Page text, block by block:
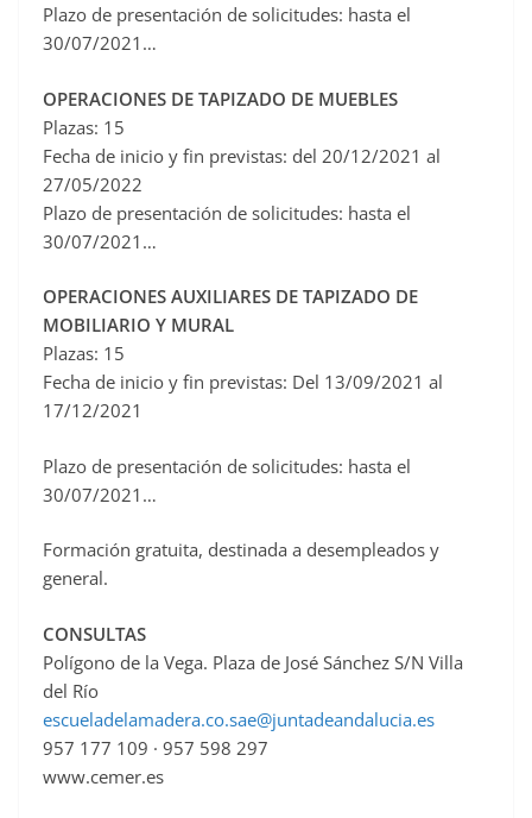
Plazo de presentación de solicitudes: hasta el
30/07/2021…
OPERACIONES DE TAPIZADO DE MUEBLES
Plazas: 15
Fecha de inicio y fin previstas: del 20/12/2021 al
27/05/2022
Plazo de presentación de solicitudes: hasta el
30/07/2021…
OPERACIONES AUXILIARES DE TAPIZADO DE
MOBILIARIO Y MURAL
Plazas: 15
Fecha de inicio y fin previstas: Del 13/09/2021 al
17/12/2021
Plazo de presentación de solicitudes: hasta el
30/07/2021…
Formación gratuita, destinada a desempleados y
general.
CONSULTAS
Polígono de la Vega. Plaza de José Sánchez S/N Villa
del Río
escueladelamadera.co.sae@juntadeandalucia.es
957 177 109 · 957 598 297
www.cemer.es